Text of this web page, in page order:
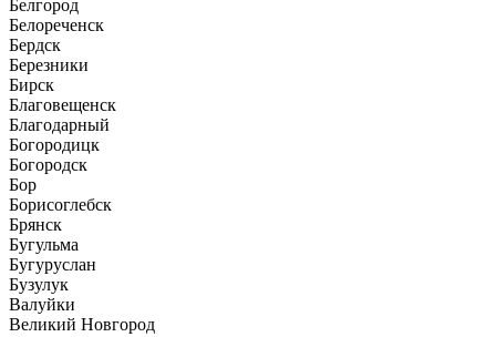
Белгород
Белореченск
Бердск
Березники
Бирск
Благовещенск
Благодарный
Богородицк
Богородск
Бор
Борисоглебск
Брянск
Бугульма
Бугуруслан
Бузулук
Валуйки
Великий Новгород